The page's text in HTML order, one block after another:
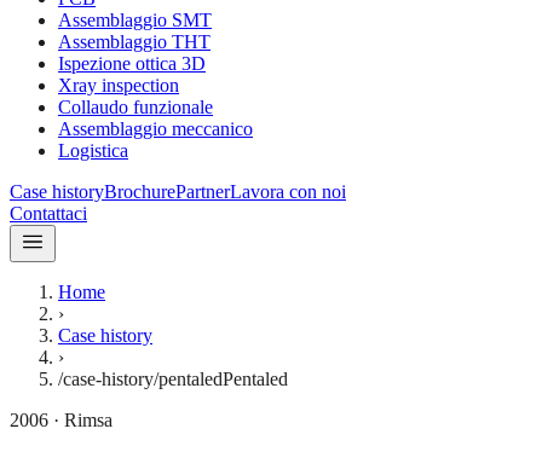
Assemblaggio SMT
Assemblaggio THT
Ispezione ottica 3D
Xray inspection
Collaudo funzionale
Assemblaggio meccanico
Logistica
Case historyBrochurePartnerLavora con noi
Contattaci
Home
›
Case history
›
/case-history/pentaledPentaled
2006 · Rimsa